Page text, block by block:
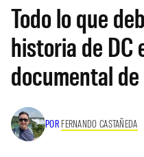
Todo lo que
historia de DC
documental
POR FERNANDO CASTAÑEDA